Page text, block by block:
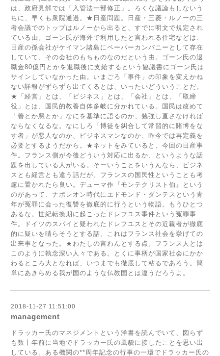
は、政府見解では「入管法一部修正」。ろくな議論もしないう
ちに、早くも衆院通過。★日産問題。日産・三菱・ルノーの三
者会議でのトップはルノーから出ると、すでに明文で規定され
ている由。ゴーン氏が海外で利用したと言われる住宅などは、
日産の孫会社がケイマン諸島にペーパーカンパニーとして存在
していて、その会社のもちものなのだという由。ゴーン氏の退
職金80億円とかを退職後に支給するという協議書にゴーン氏は
サインしていなかった由。いまごろ「事件」の印象を変えかね
ない詳報がずらずら出てくるとは、いったいどういうことだ。
★「経営」とは、「ビジネス」とは、「会社」とは、「取締
役」とは、国民的教養自体多岐に分かれている。国民は改めて
「善とか悪とか」なにを基準に語るのか、勉強し直さなければ
ならなくなるな。なにしろ「博徒を糾合して常習的に賭博をな
す者」が悪人なのか、ビジネスマンなのか、昨今では再定義を
必要とするようだから。★ネットをみていると、今回の日産事
件。フランス側が今後どういう対応に出るか、というような話
題を出している人がいる。そーいうことをいうんなら、ビジネ
スとも経営とも違う話だが、フランスの国民性ということも考
慮に置かれたら良い。デューマ作『モンテクリスト伯』という
のがあって、ナポレオン時代にエドモンド・ダンテスという青
年が冤罪に会った復讐を徹底的に行うという物語。もうひとつ
あるな。世紀転換期に起こったドレフユス事件という冤罪事
件。ドイツのスパイと疑われたドレフユスとその近親者が徹底
的に疑いを晴らそうとする話。これはフランス社会を挙げての
出来事となった。★わたしの言わんとする点。フランス人とは
このように執念深い人々である。とくに事柄が国家社会にかか
わるところ大となれば、いつまでも徹底して粘るであろう。簡
単にあきらめる我が国のような仏教国とは違うだろうよ。
2018-11-27 11:51:00
management
ドラッカー氏のマネジメントという洋書を読んでいて、図らず
も数十年前に当地でドラッカー氏の風貌に接したことを思い出
している。ある機関の**周年記念の行事の一環でドラッカー氏の